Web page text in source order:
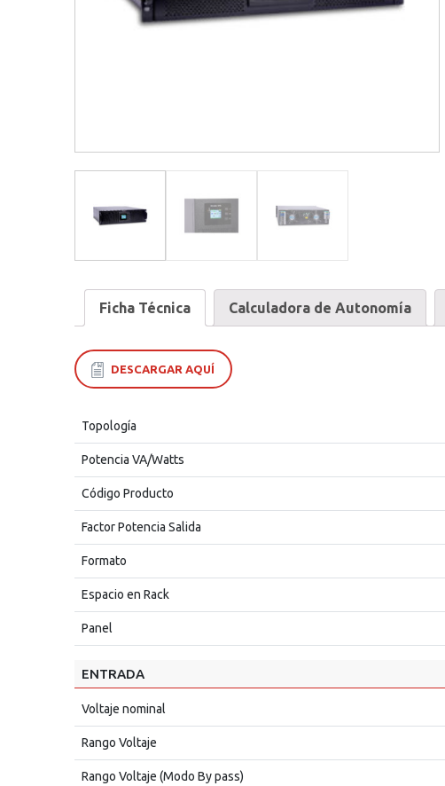
Ficha Técnica Calculadora de Autonomía
DESCARGAR AQUÍ
Topología
Potencia VA/Watts
Código Producto
Factor Potencia Salida
Formato
Espacio en Rack
Panel
ENTRADA
Voltaje nominal
Rango Voltaje
Rango Voltaje (Modo By pass)